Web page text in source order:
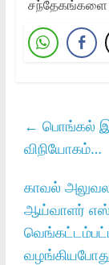
சந்தேகங்களை
← பொங்கல்
விநியோகம்…
காவல்
ஆய்வாளர்